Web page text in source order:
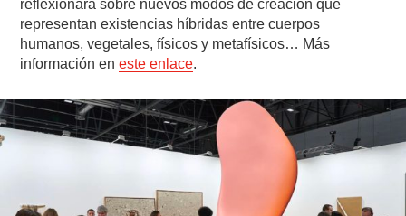
reflexionará sobre nuevos modos de creación que
representan existencias híbridas entre cuerpos
humanos, vegetales, físicos y metafísicos… Más
información eneste enlace.